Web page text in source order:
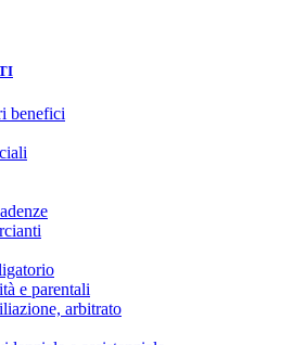
benefici
e parentali
arbitrato